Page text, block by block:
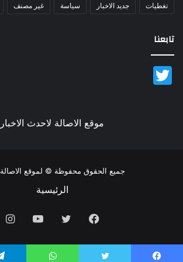
تغطيات جديد الاخبار سياسة غير مصنف
تابعنا
موقع الاصالة لاحدث الاخبار
جميع الحقوق محفوظة © لموقع الاصالة 2026
الرئيسية
فيسبوك تويتر يوتيوب